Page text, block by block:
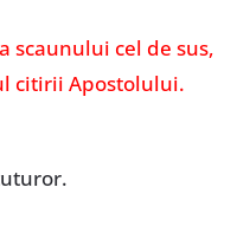
scaunului cel de sus,
citirii Apostolului.